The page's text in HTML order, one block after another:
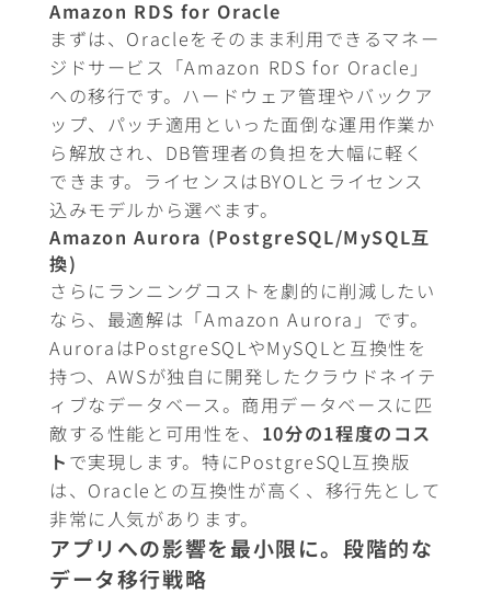
Amazon RDS for Oracle
まずは、Oracleをそのまま利用できるマネー
ジドサービス「Amazon RDS for Oracle」
への移行です。ハードウェア管理やバックア
ップ、パッチ適用といった面倒な運用作業か
ら解放され、DB管理者の負担を大幅に軽く
できます。ライセンスはBYOLとライセンス
込みモデルから選べます。
Amazon Aurora (PostgreSQL/MySQL互
換)
さらにランニングコストを劇的に削減したい
なら、最適解は「Amazon Aurora」です。
AuroraはPostgreSQLやMySQLと互換性を
持つ、AWSが独自に開発したクラウドネイテ
ィブなデータベース。商用データベースに匹
敵する性能と可用性を、 10分の1程度のコス
ト で実現します。特にPostgreSQL互換版
は、Oracleとの互換性が高く、移行先として
非常に人気があります。
アプリへの影響を最小限に。段階的な
データ移行戦略